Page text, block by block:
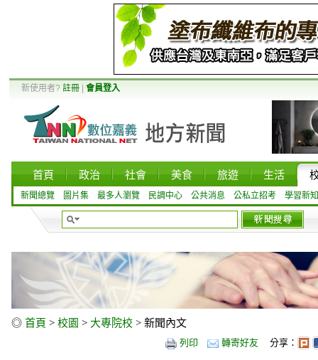
新使用者? 註冊 會員登入
首頁 政治 社會 美食 旅遊 生活
新聞總覽 圖片集 最多人瀏覽 民調中心 公共消息 公私立招考 學習新知
◎ 首頁 > 校園 > 大專院校 > 新聞內文
列印 轉寄好友 分享：